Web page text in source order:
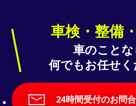
車検・整備
車のことな
何でもお任せ
24時間受付のお問